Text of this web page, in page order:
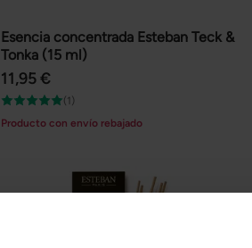
Esencia concentrada Esteban Teck &
Tonka (15 ml)
11,95 €
(1)
Producto con envío rebajado